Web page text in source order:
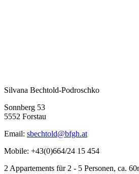
Silvana Bechtold-Podroschko
Sonnberg 53
5552 Forstau
Email: sbechtold@bfgh.at
Mobile: +43(0)664/24 15 454
2 Appartements für 2 - 5 Personen, ca.